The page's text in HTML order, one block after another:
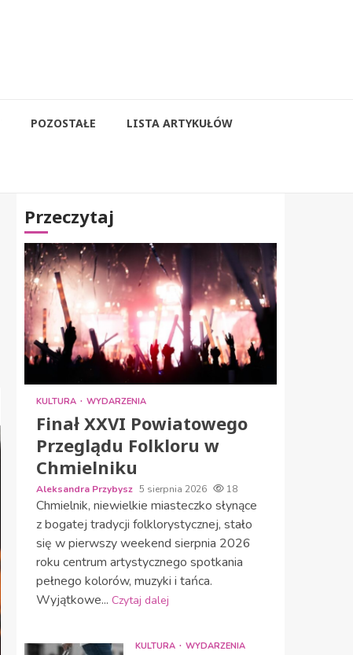
POZOSTAŁE LISTA ARTYKUŁÓW
Przeczytaj
KULTURA WYDARZENIA
Finał XXVI Powiatowego
Przeglądu Folkloru w
Chmielniku
Aleksandra Przybysz 5 sierpnia 2026 18
Chmielnik, niewielkie miasteczko słynące
z bogatej tradycji folklorystycznej, stało
się w pierwszy weekend sierpnia 2026
roku centrum artystycznego spotkania
pełnego kolorów, muzyki i tańca.
Wyjątkowe... Czytaj dalej
KULTURA WYDARZENIA